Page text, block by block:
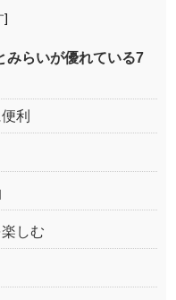
]
みらいが優れている7
利
しむ